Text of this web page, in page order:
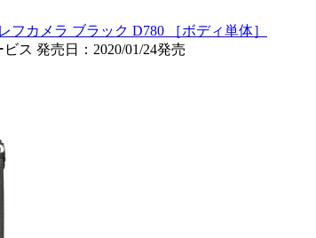
フカメラ ブラック D780 ［ボディ単体］
ビス 発売日：2020/01/24発売